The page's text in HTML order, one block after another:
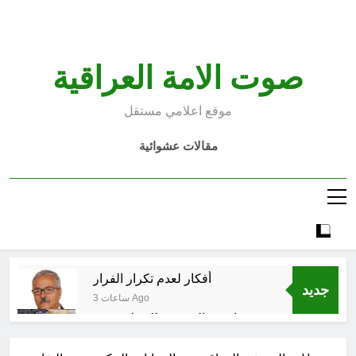
صوت الامة العراقية
موقع اعلامي مستقل
مقالات عشوائية
جديد
أفكار لعدم تكرار الفرار
3 ساعات Ago
انتهت الحرب… لكن لم ينتهي
9 ساعات Ago